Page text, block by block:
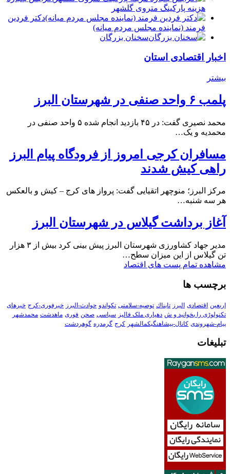
هزینه پارکینگ متروی گلشهر
دكتر فردين
فرمند (نماينده مجلس مردم میانه)
سخنان بزرگان
اخبار اقتصادی استان
بیشتر
پلمب ۶ واحد صنفی در شهرستان البرز
محمد نصیری گفت: در ۴۵ بازدید انجام شده ۵ واحد صنفی در
محمدیه و یک…
مسافران کرجی امروز از فرودگاه پیام البرز
راهی کیش شدند
مرکز البرز؛ منوچهر اتقیایی گفت: پرواز های کرج – کیش و بالعکس
هر سه شنبه…
آغاز برداشت گیلاس در شهرستان البرز
مدیر جهاد کشاورزی شهرستان البرز پیش بینی کرد بیش از ۳ هزار
تن گیلاس از این میزان سطح…
مشاهده تمام پست های اقتصاد
برچسب ها
اربعین اقتصادی البرز تابناك توصیه-سلامتی تکواندو حوادث-البرز خبرفوری-کرج خبرهای
تکنولوڑی را بخوانید و ش دهیاری ملک فالیز سیاسی صحن فوری ماهدشت محمدشهر
پیام-شهروندی کانال-پیشاهنگیکمالشهر کرج گرمدره گوهردشت
تبلیغات